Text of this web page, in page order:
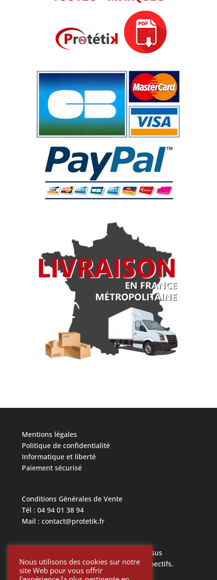
Mentions légales
Politique de confidentialité
Informatique et liberté
Paiement sécurisé
Conditions Générales de Vente
Tél : 04 94 01 38 94
Mail : contact@protetik.fr
Toutes les marques mentionnées ci dessus
appartiennent à leurs propriétaires respectifs.
Nous utilisons des cookies sur notre
site Web pour vous offrir